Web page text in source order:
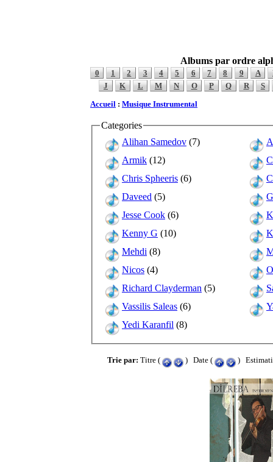
Albums par ordre
0 1 2 3 4 5 6 7 8 9 A
J
K L M N O P Q R
S
Accueil : Musique Instrumental
Categories
Alihan Samedov (7)
Armik (12)
Chris Spheeris (6)
Daveed (5)
Jesse Cook (6)
Kenny G (10)
Mehdi (8)
Nicos (4)
Richard Clayderman (5)
Vassilis Saleas (6)
Yedi Karanfil (8)
Trie par: Titre ( ) Date ( )